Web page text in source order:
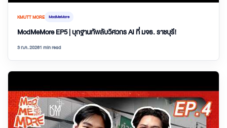
KMUTT MORE ModMeMore
ModMeMore EP5 | บุกฐานทัพลับวิศวกร AI ที่ มจธ. ราชบุรี!
3 ก.ค. 20261 min read